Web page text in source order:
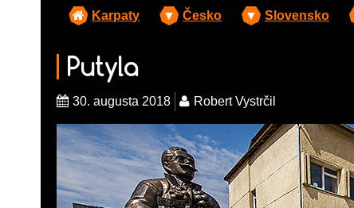
Karpaty ▼ Česko ▼ Slovensko
Putyla
30. augusta 2018 Robert Vystrčil